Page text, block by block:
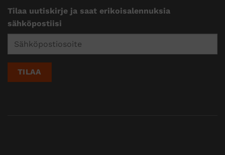
Tilaa uutiskirje ja saat erikoisalennuksia
sähköpostiisi